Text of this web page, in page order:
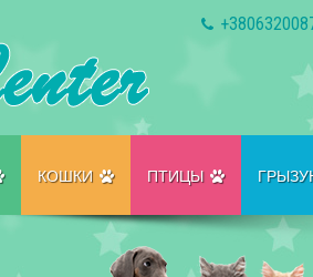
КОШКИ ПТИЦЫ